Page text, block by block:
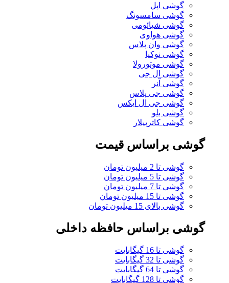
گوشی اپل
گوشی سامسونگ
گوشی شیائومی
گوشی هواوی
گوشی وان پلاس
گوشی نوکیا
گوشی موتورولا
گوشی ال جی
گوشی آنر
گوشی جی پلاس
گوشی جی ال ایکس
گوشی بلو
گوشی کاترپیلار
گوشی براساس قیمت
گوشی تا 2 میلیون تومان
گوشی تا 5 میلیون تومان
گوشی تا 7 میلیون تومان
گوشی تا 15 میلیون تومان
گوشی بالای 15 میلیون تومان
گوشی براساس حافظه داخلی
گوشی تا 16 گیگابایت
گوشی تا 32 گیگابایت
گوشی تا 64 گیگابایت
گوشی تا 128 گیگابایت